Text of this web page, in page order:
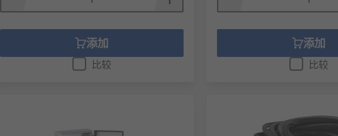
添加
比较
添加
比较